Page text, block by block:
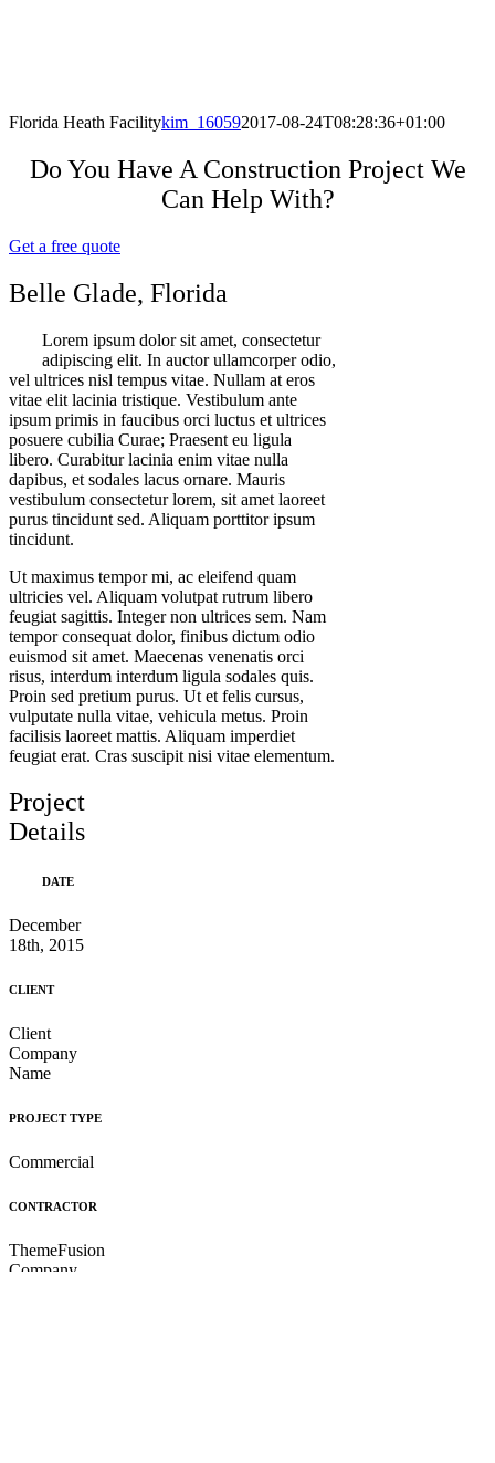
Florida Heath Facilitykim_160592017-08-24T08:28:36+01:00
Do You Have A Construction Project We
Can Help With?
Get a free quote
Belle Glade, Florida
Lorem ipsum dolor sit amet, consectetur
adipiscing elit. In auctor ullamcorper odio,
vel ultrices nisl tempus vitae. Nullam at eros
vitae elit lacinia tristique. Vestibulum ante
ipsum primis in faucibus orci luctus et ultrices
posuere cubilia Curae; Praesent eu ligula
libero. Curabitur lacinia enim vitae nulla
dapibus, et sodales lacus ornare. Mauris
vestibulum consectetur lorem, sit amet laoreet
purus tincidunt sed. Aliquam porttitor ipsum
tincidunt.
Ut maximus tempor mi, ac eleifend quam
ultricies vel. Aliquam volutpat rutrum libero
feugiat sagittis. Integer non ultrices sem. Nam
tempor consequat dolor, finibus dictum odio
euismod sit amet. Maecenas venenatis orci
risus, interdum interdum ligula sodales quis.
Proin sed pretium purus. Ut et felis cursus,
vulputate nulla vitae, vehicula metus. Proin
facilisis laoreet mattis. Aliquam imperdiet
feugiat erat. Cras suscipit nisi vitae elementum.
Project
Details
DATE
December
18th, 2015
CLIENT
Client
Company
Name
PROJECT TYPE
Commercial
CONTRACTOR
ThemeFusion
Company